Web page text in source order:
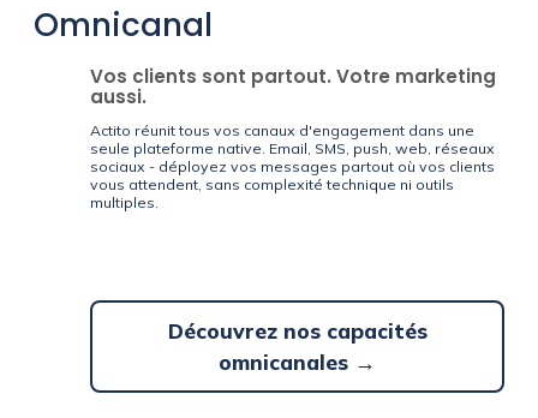
Omnicanal
Vos clients sont partout. Votre marketing
aussi.
Actito réunit tous vos canaux d'engagement dans une
seule plateforme native. Email, SMS, push, web, réseaux
sociaux - déployez vos messages partout où vos clients
vous attendent, sans complexité technique ni outils
multiples.
Découvrez nos capacités
omnicanales →